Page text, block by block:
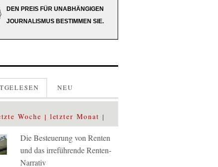
DEN PREIS FÜR UNABHÄNGIGEN
JOURNALISMUS BESTIMMEN SIE.
NEU
Woche letzter Monat
Die Besteuerung von Renten
und das irreführende Renten-
Narrativ